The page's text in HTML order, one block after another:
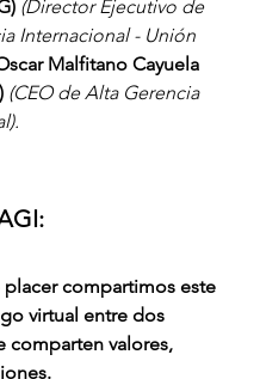
(Director Ejecutivo de
Internacional - Unión
Malfitano Cayuela
(CEO de Alta Gerencia
compartimos este
virtual entre dos
comparten valores,